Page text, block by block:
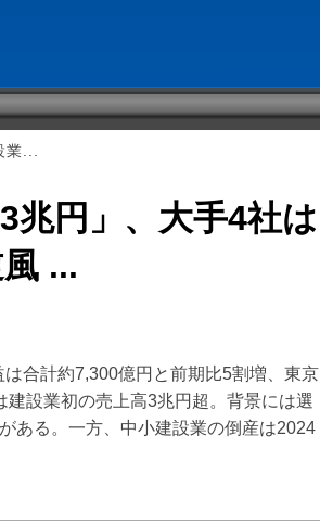
...
兆円」、大手4社は
...
合計約7,300億円と前期比5割増、東京
設業初の売上高3兆円超。背景には選
ある。一方、中小建設業の倒産は2024